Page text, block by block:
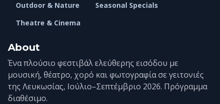
Outdoor & Nature
Seasonal Specials
Theatre & Cinema
About
Ένα πλούσιο φεστιβάλ ελεύθερης εισόδου με
μουσική, θέατρο, χορό και φωτογραφία σε γειτονιές
της Λευκωσίας, Ιούλιο–Σεπτέμβριο 2026. Πρόγραμμα
διαθέσιμο.